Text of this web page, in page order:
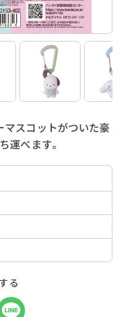
スコットがついた豪
運べます。
る